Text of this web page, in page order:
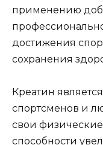
применению
достижения
сохранения
Креатин
спортсменов и
свои физические
способности